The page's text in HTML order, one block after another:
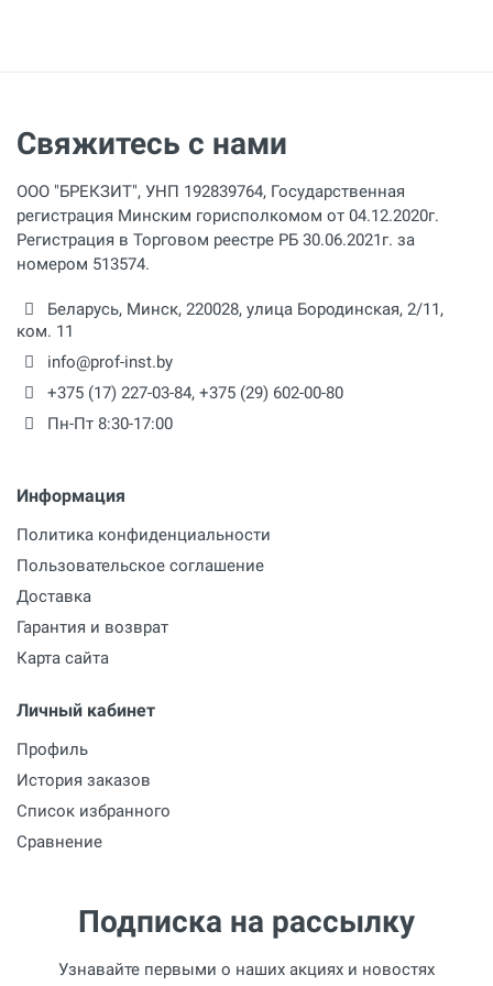
Свяжитесь с нами
ООО "БРЕКЗИТ", УНП 192839764, Государственная
регистрация Минским горисполкомом от 04.12.2020г.
Регистрация в Торговом реестре РБ 30.06.2021г. за
номером 513574.
Беларусь, Минск, 220028, улица Бородинская, 2/11,
ком. 11
info@prof-inst.by
+375 (17) 227-03-84, +375 (29) 602-00-80
Пн-Пт 8:30-17:00
Информация
Политика конфиденциальности
Пользовательское соглашение
Доставка
Гарантия и возврат
Карта сайта
Личный кабинет
Профиль
История заказов
Список избранного
Сравнение
Подписка на рассылку
Узнавайте первыми о наших акциях и новостях